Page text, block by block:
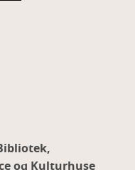
og Kulturhuse